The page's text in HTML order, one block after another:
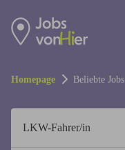
Homepage Beliebte Jobs